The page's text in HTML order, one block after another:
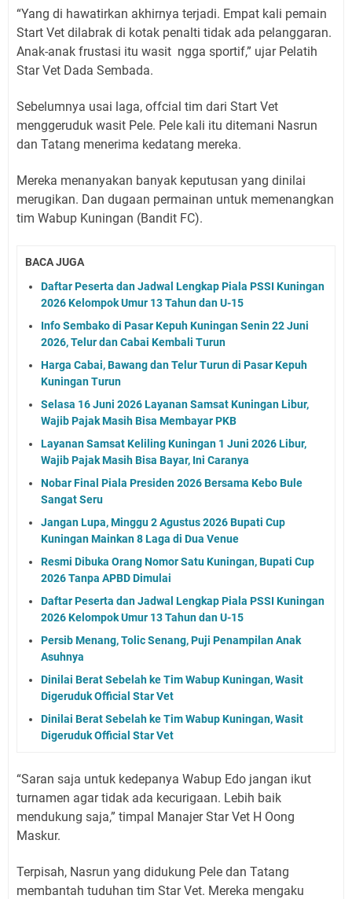
“Yang di hawatirkan akhirnya terjadi. Empat kali pemain
Start Vet dilabrak di kotak penalti tidak ada pelanggaran.
Anak-anak frustasi itu wasit ngga sportif,” ujar Pelatih
Star Vet Dada Sembada.
Sebelumnya usai laga, offcial tim dari Start Vet
menggeruduk wasit Pele. Pele kali itu ditemani Nasrun
dan Tatang menerima kedatang mereka.
Mereka menanyakan banyak keputusan yang dinilai
merugikan. Dan dugaan permainan untuk memenangkan
tim Wabup Kuningan (Bandit FC).
BACA JUGA
Daftar Peserta dan Jadwal Lengkap Piala PSSI Kuningan
2026 Kelompok Umur 13 Tahun dan U-15
Info Sembako di Pasar Kepuh Kuningan Senin 22 Juni
2026, Telur dan Cabai Kembali Turun
Harga Cabai, Bawang dan Telur Turun di Pasar Kepuh
Kuningan Turun
Selasa 16 Juni 2026 Layanan Samsat Kuningan Libur,
Wajib Pajak Masih Bisa Membayar PKB
Layanan Samsat Keliling Kuningan 1 Juni 2026 Libur,
Wajib Pajak Masih Bisa Bayar, Ini Caranya
Nobar Final Piala Presiden 2026 Bersama Kebo Bule
Sangat Seru
Jangan Lupa, Minggu 2 Agustus 2026 Bupati Cup
Kuningan Mainkan 8 Laga di Dua Venue
Resmi Dibuka Orang Nomor Satu Kuningan, Bupati Cup
2026 Tanpa APBD Dimulai
Daftar Peserta dan Jadwal Lengkap Piala PSSI Kuningan
2026 Kelompok Umur 13 Tahun dan U-15
Persib Menang, Tolic Senang, Puji Penampilan Anak
Asuhnya
Dinilai Berat Sebelah ke Tim Wabup Kuningan, Wasit
Digeruduk Official Star Vet
Dinilai Berat Sebelah ke Tim Wabup Kuningan, Wasit
Digeruduk Official Star Vet
“Saran saja untuk kedepanya Wabup Edo jangan ikut
turnamen agar tidak ada kecurigaan. Lebih baik
mendukung saja,” timpal Manajer Star Vet H Oong
Maskur.
Terpisah, Nasrun yang didukung Pele dan Tatang
membantah tuduhan tim Star Vet. Mereka mengaku